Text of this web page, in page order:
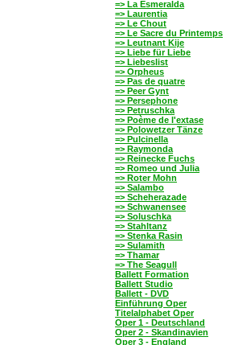
=> La Esmeralda
=> Laurentia
=> Le Chout
=> Le Sacre du Printemps
=> Leutnant Kije
=> Liebe für Liebe
=> Liebeslist
=> Orpheus
=> Pas de quatre
=> Peer Gynt
=> Persephone
=> Petruschka
=> Poème de l'extase
=> Polowetzer Tänze
=> Pulcinella
=> Raymonda
=> Reinecke Fuchs
=> Romeo und Julia
=> Roter Mohn
=> Salambo
=> Scheherazade
=> Schwanensee
=> Soluschka
=> Stahltanz
=> Stenka Rasin
=> Sulamith
=> Thamar
=> The Seagull
Ballett Formation
Ballett Studio
Ballett - DVD
Einführung Oper
Titelalphabet Oper
Oper 1 - Deutschland
Oper 2 - Skandinavien
Oper 3 - England